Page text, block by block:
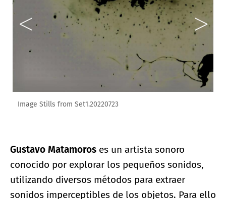
Image Stills from Set1.20220723
Gustavo Matamoros es un artista sonoro
conocido por explorar los pequeños sonidos,
utilizando diversos métodos para extraer
sonidos imperceptibles de los objetos. Para ello